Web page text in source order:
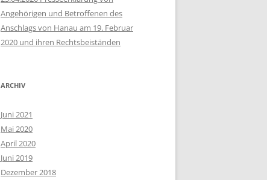
Angehörigen und Betroffenen des
Anschlags von Hanau am 19. Februar
2020 und ihren Rechtsbeiständen
ARCHIV
Juni 2021
Mai 2020
April 2020
Juni 2019
Dezember 2018